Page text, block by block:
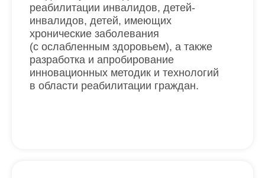
реабилитации инвалидов, детей-
инвалидов, детей, имеющих
хронические заболевания
(с ослабленным здоровьем), а также
разработка и апробирование
инновационных методик и технологий
в области реабилитации граждан.